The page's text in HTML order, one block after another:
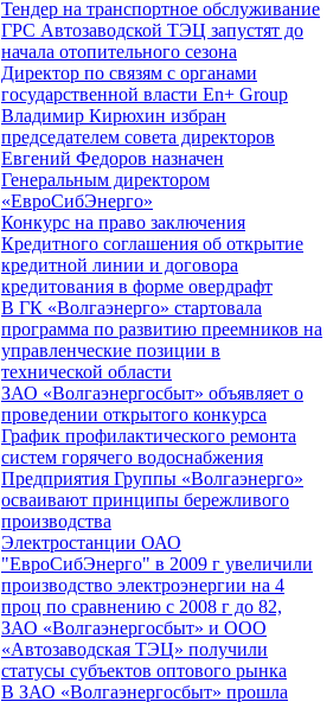
Тендер на транспортное обслуживание
ГРС Автозаводской ТЭЦ запустят до
начала отопительного сезона
Директор по связям с органами
государственной власти En+ Group
Владимир Кирюхин избран
председателем совета директоров
Евгений Федоров назначен
Генеральным директором
«ЕвроСибЭнерго»
Конкурс на право заключения
Кредитного соглашения об открытие
кредитной линии и договора
кредитования в форме овердрафт
В ГК «Волгаэнерго» стартовала
программа по развитию преемников на
управленческие позиции в
технической области
ЗАО «Волгаэнергосбыт» объявляет о
проведении открытого конкурса
График профилактического ремонта
систем горячего водоснабжения
Предприятия Группы «Волгаэнерго»
осваивают принципы бережливого
производства
Электростанции ОАО
"ЕвроСибЭнерго" в 2009 г увеличили
производство электроэнергии на 4
проц по сравнению с 2008 г до 82,
ЗАО «Волгаэнергосбыт» и ООО
«Автозаводская ТЭЦ» получили
статусы субъектов оптового рынка
В ЗАО «Волгаэнергосбыт» прошла